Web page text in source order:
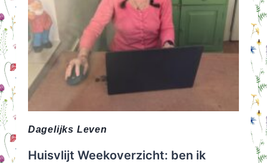
Dagelijks Leven
Huisvlijt Weekoverzicht: ben ik